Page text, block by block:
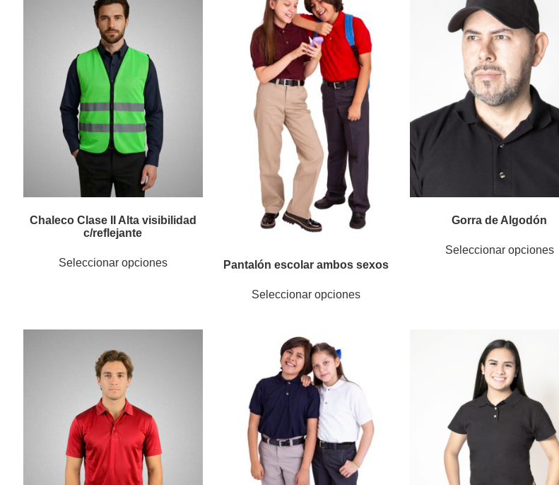
Chaleco Clase II Alta visibilidad
c/reflejante
Seleccionar opciones Pantalón escolar ambos sexos
Seleccionar opciones
Gorra de Algodón
Seleccionar opciones